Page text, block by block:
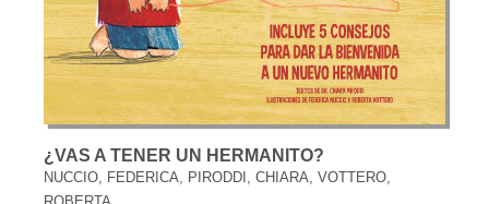
¿VAS A TENER UN HERMANITO?
NUCCIO, FEDERICA, PIRODDI, CHIARA, VOTTERO,